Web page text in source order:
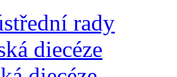
rady
diecéze